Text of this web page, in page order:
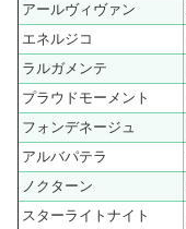
アールヴィヴァン
エネルジコ
ラルガメンテ
プラウドモーメント
フォンデネージュ
アルバパテラ
ノクターン
スターライトナイト